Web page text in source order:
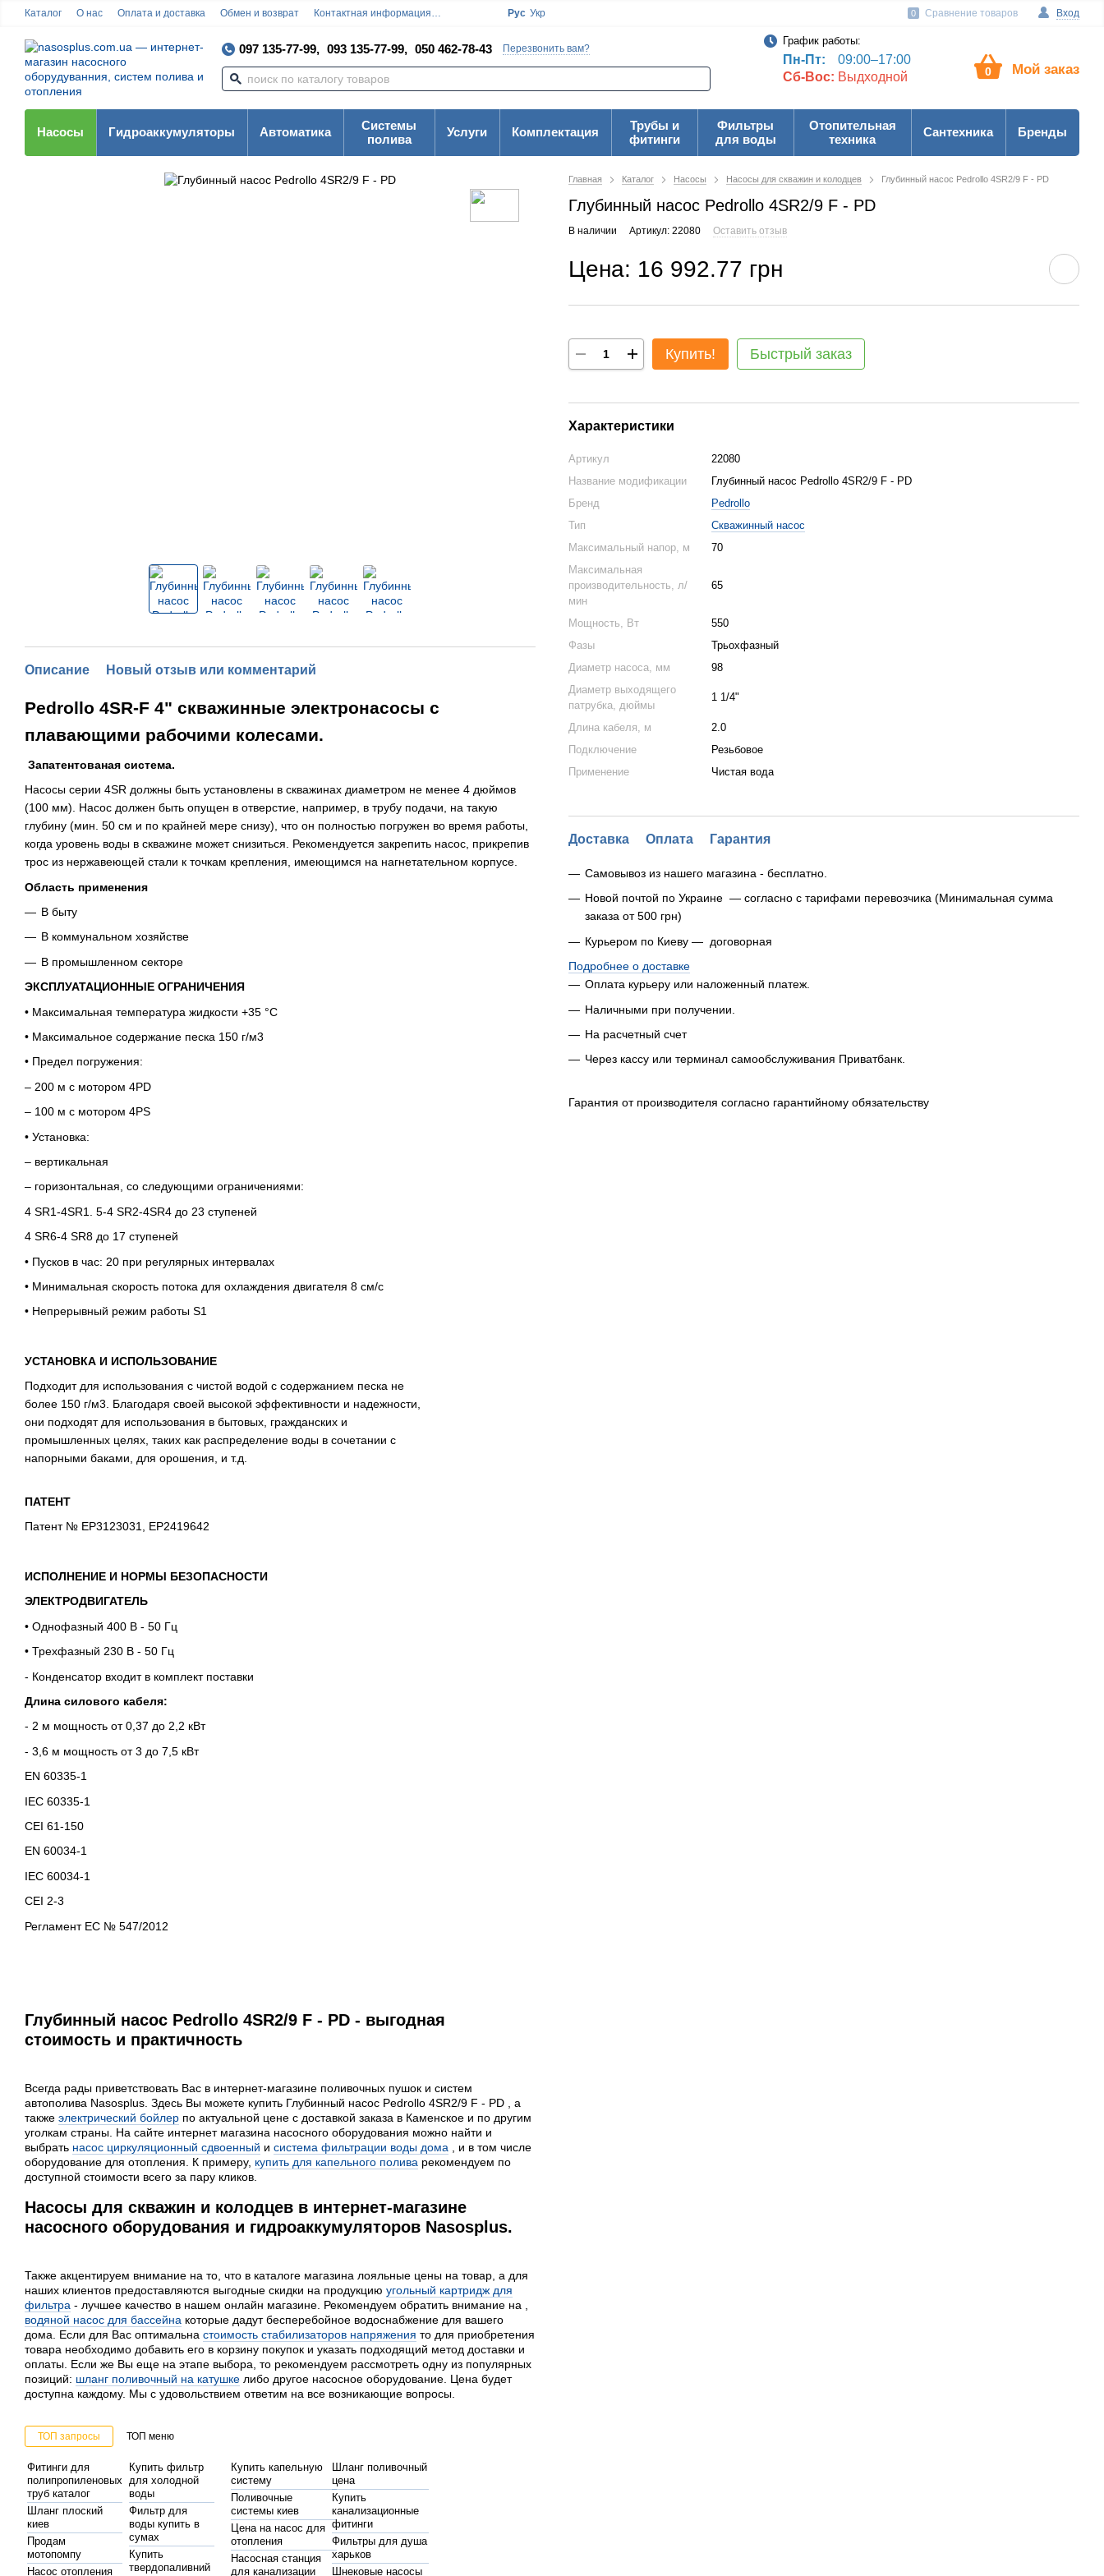
Каталог О нас Оплата и доставка Обмен и возврат Контактная информация Пользовательское соглашение Вход
0 Сравнение товаров
Рус Укр
097 135-77-99, 093 135-77-99, 050 462-78-43 Перезвонить вам?
График работы:
Пн-Пт:
09:00–17:00
Сб-Вос: Выдходной 0 Мой заказ
Насосы Гидроаккумуляторы Автоматика
Системы
полива
Услуги Комплектация
Трубы и
фитинги
Фильтры
для воды
Отопительная
техника
Сантехника Бренды
Описание Новый отзыв или комментарий
Pedrollo 4SR-F 4" скважинные электронасосы с
плавающими рабочими колесами.
Запатентованая система.
Насосы серии 4SR должны быть установлены в скважинах диаметром не менее 4 дюймов
(100 мм). Насос должен быть опущен в отверстие, например, в трубу подачи, на такую
глубину (мин. 50 см и по крайней мере снизу), что он полностью погружен во время работы,
когда уровень воды в скважине может снизиться. Рекомендуется закрепить насос, прикрепив
трос из нержавеющей стали к точкам крепления, имеющимся на нагнетательном корпусе.
Область применения
В быту
В коммунальном хозяйстве
В промышленном секторе
ЭКСПЛУАТАЦИОННЫЕ ОГРАНИЧЕНИЯ
• Максимальная температура жидкости +35 °C
• Максимальное содержание песка 150 г/м3
• Предел погружения:
– 200 м с мотором 4PD
– 100 м с мотором 4PS
• Установка:
– вертикальная
– горизонтальная, со следующими ограничениями:
4 SR1-4SR1. 5-4 SR2-4SR4 до 23 ступеней
4 SR6-4 SR8 до 17 ступеней
• Пусков в час: 20 при регулярных интервалах
• Минимальная скорость потока для охлаждения двигателя 8 см/с
• Непрерывный режим работы S1
УСТАНОВКА И ИСПОЛЬЗОВАНИЕ
Подходит для использования с чистой водой с содержанием песка не
более 150 г/м3. Благодаря своей высокой эффективности и надежности,
они подходят для использования в бытовых, гражданских и
промышленных целях, таких как распределение воды в сочетании с
напорными баками, для орошения, и т.д.
ПАТЕНТ
Патент № EP3123031, EP2419642
ИСПОЛНЕНИЕ И НОРМЫ БЕЗОПАСНОСТИ
ЭЛЕКТРОДВИГАТЕЛЬ
• Однофазный 400 В - 50 Гц
• Трехфазный 230 В - 50 Гц
- Конденсатор входит в комплект поставки
Длина силового кабеля:
- 2 м мощность от 0,37 до 2,2 кВт
- 3,6 м мощность от 3 до 7,5 кВт
EN 60335-1
IEC 60335-1
CEI 61-150
EN 60034-1
IEC 60034-1
CEI 2-3
Регламент ЕС № 547/2012
Глубинный насос Pedrollo 4SR2/9 F - PD - выгодная
стоимость и практичность
Всегда рады приветствовать Вас в интернет-магазине поливочных пушок и систем
автополива Nasosplus. Здесь Вы можете купить Глубинный насос Pedrollo 4SR2/9 F - PD , а
также электрический бойлер по актуальной цене с доставкой заказа в Каменское и по другим
уголкам страны. На сайте интернет магазина насосного оборудования можно найти и
выбрать насос циркуляционный сдвоенный и система фильтрации воды дома , и в том числе
оборудование для отопления. К примеру, купить для капельного полива рекомендуем по
доступной стоимости всего за пару кликов.
Насосы для скважин и колодцев в интернет-магазине
насосного оборудования и гидроаккумуляторов Nasosplus.
Также акцентируем внимание на то, что в каталоге магазина лояльные цены на товар, а для
наших клиентов предоставляются выгодные скидки на продукцию угольный картридж для
фильтра - лучшее качество в нашем онлайн магазине. Рекомендуем обратить внимание на ,
водяной насос для бассейна которые дадут бесперебойное водоснабжение для вашего
дома. Если для Вас оптимальна стоимость стабилизаторов напряжения то для приобретения
товара необходимо добавить его в корзину покупок и указать подходящий метод доставки и
оплаты. Если же Вы еще на этапе выбора, то рекомендуем рассмотреть одну из популярных
позиций: шланг поливочный на катушке либо другое насосное оборудование. Цена будет
доступна каждому. Мы с удовольствием ответим на все возникающие вопросы.
ТОП запросы ТОП меню
Фитинги для
полипропиленовых
труб каталог
Шланг плоский
киев
Продам
мотопомпу
Насос отопления
Купить фильтр
для холодной
воды
Фильтр для
воды купить в
сумах
Купить
твердопаливний
Купить капельную
систему
Поливочные
системы киев
Цена на насос для
отопления
Насосная станция
для канализации
Шланг поливочный
цена
Купить
канализационные
фитинги
Фильтры для душа
харьков
Шнековые насосы
Главная Каталог Насосы Насосы для скважин и колодцев Глубинный насос Pedrollo 4SR2/9 F - PD
Глубинный насос Pedrollo 4SR2/9 F - PD
В наличии Артикул: 22080 Оставить отзыв
Цена: 16 992.77 грн
Купить! Быстрый заказ
Характеристики
Артикул
22080
Название модификации
Глубинный насос Pedrollo 4SR2/9 F - PD
Бренд
Pedrollo
Тип
Скважинный насос
Максимальный напор, м
70
Максимальная
производительность, л/
мин
65
Мощность, Вт
550
Фазы
Трьохфазный
Диаметр насоса, мм
98
Диаметр выходящего
патрубка, дюймы
1 1/4"
Длина кабеля, м
2.0
Подключение
Резьбовое
Применение
Чистая вода
Доставка Оплата Гарантия
Самовывоз из нашего магазина - бесплатно.
Новой почтой по Украине — согласно с тарифами перевозчика (Минимальная сумма
заказа от 500 грн)
Курьером по Киеву — договорная
Подробнее о доставке
Оплата курьеру или наложенный платеж.
Наличными при получении.
На расчетный счет
Через кассу или терминал самообслуживания Приватбанк.
Гарантия от производителя согласно гарантийному обязательству